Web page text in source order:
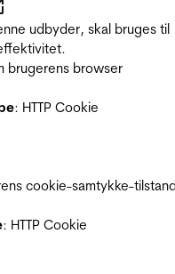
udbyder, skal bruges til
brugerens browser
: HTTP Cookie
cookie-samtykke-
: HTTP Cookie